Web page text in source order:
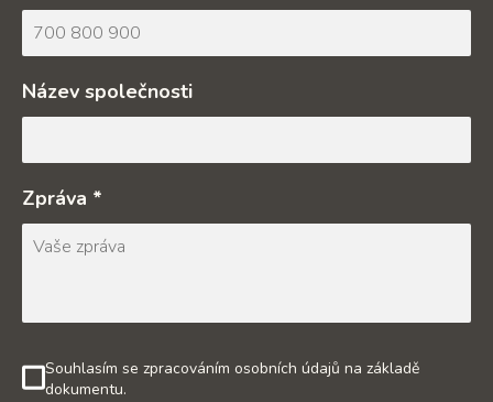
Název společnosti
Zpráva *
Souhlasím se zpracováním osobních údajů na základě
dokumentu.